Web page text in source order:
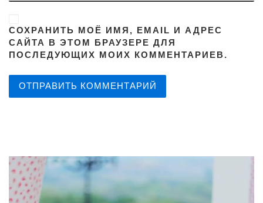
СОХРАНИТЬ МОЁ ИМЯ, EMAIL И АДРЕС
САЙТА В ЭТОМ БРАУЗЕРЕ ДЛЯ
ПОСЛЕДУЮЩИХ МОИХ КОММЕНТАРИЕВ.